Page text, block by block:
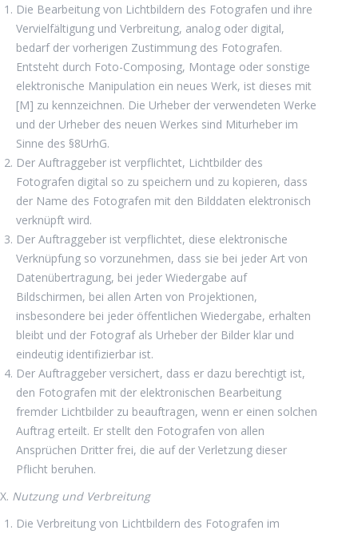
Die Bearbeitung von Lichtbildern des Fotografen und ihre
Vervielfältigung und Verbreitung, analog oder digital,
bedarf der vorherigen Zustimmung des Fotografen.
Entsteht durch Foto-Composing, Montage oder sonstige
elektronische Manipulation ein neues Werk, ist dieses mit
[M] zu kennzeichnen. Die Urheber der verwendeten Werke
und der Urheber des neuen Werkes sind Miturheber im
Sinne des §8UrhG.
Der Auftraggeber ist verpflichtet, Lichtbilder des
Fotografen digital so zu speichern und zu kopieren, dass
der Name des Fotografen mit den Bilddaten elektronisch
verknüpft wird.
Der Auftraggeber ist verpflichtet, diese elektronische
Verknüpfung so vorzunehmen, dass sie bei jeder Art von
Datenübertragung, bei jeder Wiedergabe auf
Bildschirmen, bei allen Arten von Projektionen,
insbesondere bei jeder öffentlichen Wiedergabe, erhalten
bleibt und der Fotograf als Urheber der Bilder klar und
eindeutig identifizierbar ist.
Der Auftraggeber versichert, dass er dazu berechtigt ist,
den Fotografen mit der elektronischen Bearbeitung
fremder Lichtbilder zu beauftragen, wenn er einen solchen
Auftrag erteilt. Er stellt den Fotografen von allen
Ansprüchen Dritter frei, die auf der Verletzung dieser
Pflicht beruhen.
X. Nutzung und Verbreitung
Die Verbreitung von Lichtbildern des Fotografen im